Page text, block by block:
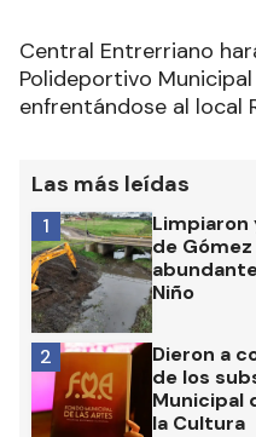
Central Entrerriano
Polideportivo Municipal
enfrentándose al local
Las más leídas
Limpiaron
de
Niño
1
Dieron a
de los
Municipal
la Cultura
2